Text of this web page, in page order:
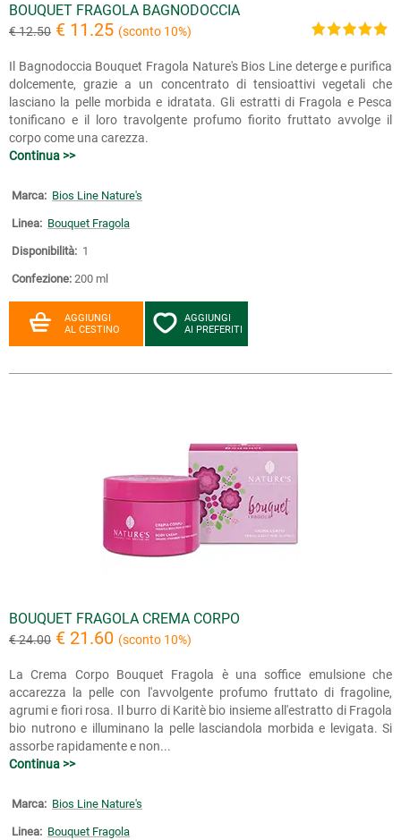
BOUQUET FRAGOLA BAGNODOCCIA
€ 12.50 € 11.25 (sconto 10%)
Il Bagnodoccia Bouquet Fragola Nature's Bios Line deterge e purifica
dolcemente, grazie a un concentrato di tensioattivi vegetali che
lasciano la pelle morbida e idratata. Gli estratti di Fragola e Pesca
tonificano e il loro travolgente profumo fiorito fruttato avvolge il
corpo come una carezza.
Continua >>
Marca: Bios Line Nature's
Linea: Bouquet Fragola
Disponibilità: 1
Confezione: 200 ml
AGGIUNGI
AL CESTINO
AGGIUNGI
AI PREFERITI
BOUQUET FRAGOLA CREMA CORPO
€ 24.00 € 21.60 (sconto 10%)
La Crema Corpo Bouquet Fragola è una soffice emulsione che
accarezza la pelle con l'avvolgente profumo fruttato di fragoline,
agrumi e fiori rosa. Il burro di Karitè bio insieme all'estratto di Fragola
bio nutrono e illuminano la pelle lasciandola morbida e levigata. Si
assorbe rapidamente e non...
Continua >>
Marca: Bios Line Nature's
Linea: Bouquet Fragola